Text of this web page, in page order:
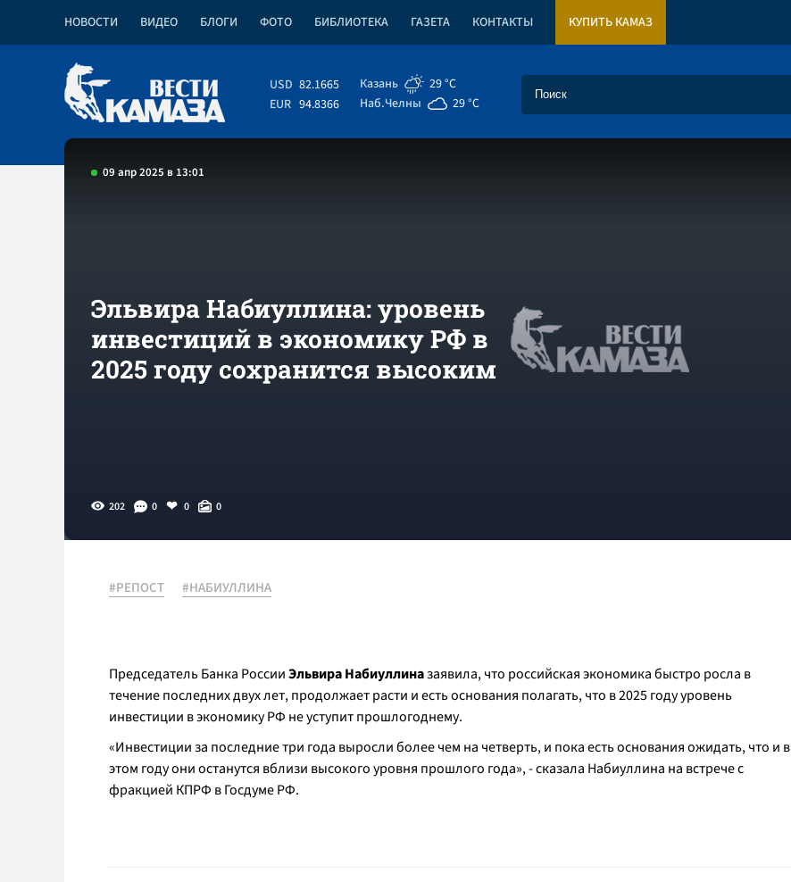
НОВОСТИ ВИДЕО БЛОГИ ФОТО БИБЛИОТЕКА ГАЗЕТА КОНТАКТЫ КУПИТЬ КАМАЗ
USD 82.1665
EUR 94.8366
Казань
29 °C
Наб.Челны
29 °C
09 апр 2025 в 13:01
Эльвира Набиуллина: уровень
инвестиций в экономику РФ в
2025 году сохранится высоким
202 0 0 0
#РЕПОСТ #НАБИУЛЛИНА
Председатель Банка РоссииЭльвира Набиуллиназаявила, что российская экономика быстро росла в
течение последних двух лет, продолжает расти и есть основания полагать, что в 2025 году уровень
инвестиции в экономику РФ не уступит прошлогоднему.
«Инвестиции за последние три года выросли более чем на четверть, и пока есть основания ожидать, что и в
этом году они останутся вблизи высокого уровня прошлого года», - сказала Набиуллина на встрече с
фракцией КПРФ в Госдуме РФ.